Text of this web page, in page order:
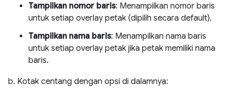
Tampilkan nomor baris: Menampilkan nomor baris
untuk setiap overlay petak (dipilih secara default).
Tampilkan nama baris: Menampilkan nama baris
untuk setiap overlay petak jika petak memiliki nama
baris.
b. Kotak centang dengan opsi di dalamnya: